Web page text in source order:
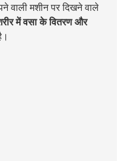
वाली मशीन पर दिखने वाले
में वसा के वितरण और